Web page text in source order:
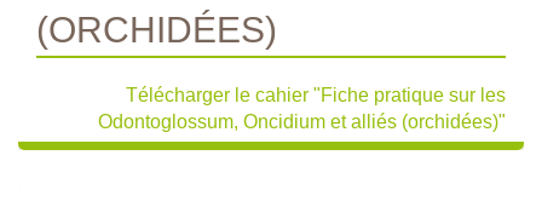
(ORCHIDÉES)
Télécharger le cahier "Fiche pratique sur les
Odontoglossum, Oncidium et alliés (orchidées)"